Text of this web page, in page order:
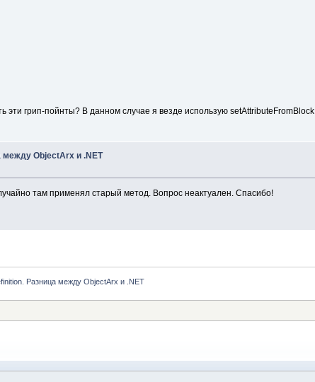
эти грип-пойнты? В данном случае я везде использую setAttributeFromBlock
между ObjectArx и .NET
там применял старый метод. Вопрос неактуален. Спасибо!
Разница между ObjectArx и .NET